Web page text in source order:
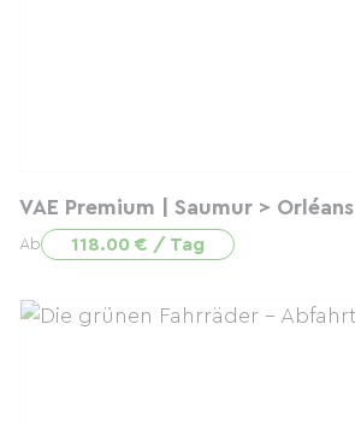
VAE Premium | Saumur > Orléans
Ab 118.00 € / Tag